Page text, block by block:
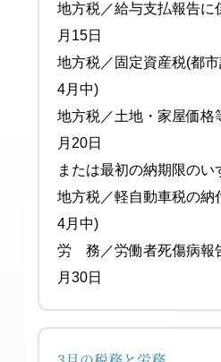
地方税／給与支
月15日
地方税／固定資産税(都
4月中)
地方税／土地・
月20日
または最初の納期限の
地方税／軽自動車
4月中)
労 務／労働者死
月30日